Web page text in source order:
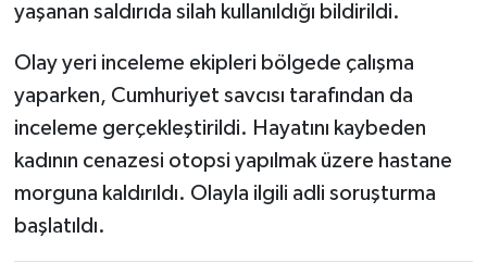
yaşanan saldırıda silah kullanıldığı bildirildi.
Olay yeri inceleme ekipleri bölgede çalışma
yaparken, Cumhuriyet savcısı tarafından da
inceleme gerçekleştirildi. Hayatını kaybeden
kadının cenazesi otopsi yapılmak üzere hastane
morguna kaldırıldı. Olayla ilgili adli soruşturma
başlatıldı.